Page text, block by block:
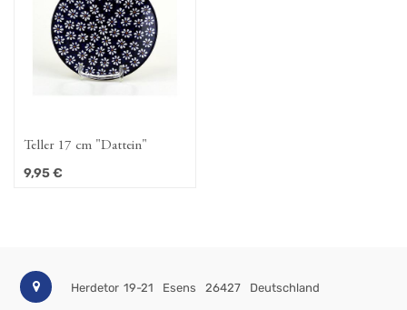
Teller 17 cm "Dattein"
9,95€
Herdetor 19-21 Esens 26427 Deutschland